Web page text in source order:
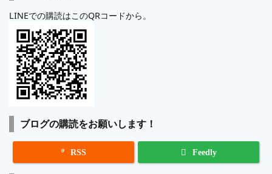
LINEでの購読はこのQRコードから。
ブログの購読をお願いします！
 RSS Feedly